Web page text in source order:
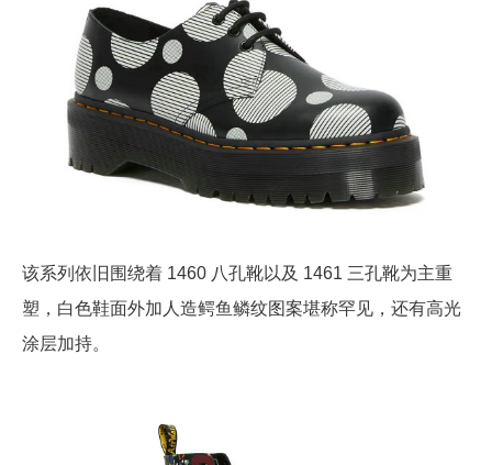
该系列依旧围绕着 1460 八孔靴以及 1461 三孔靴为主重
塑，白色鞋面外加人造鳄鱼鳞纹图案堪称罕见，还有高光
涂层加持。